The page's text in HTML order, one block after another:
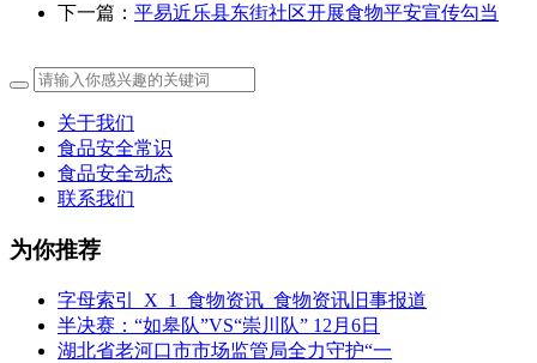
下一篇： 平易近乐县东街社区开展食物平安宣传勾当
关于我们
食品安全常识
食品安全动态
联系我们
为你推荐
字母索引_X_1_食物资讯_食物资讯旧事报道
半决赛：“如皋队”VS“崇川队” 12月6日
湖北省老河口市市场监管局全力守护“一